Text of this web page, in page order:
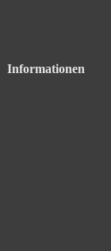
Informationen